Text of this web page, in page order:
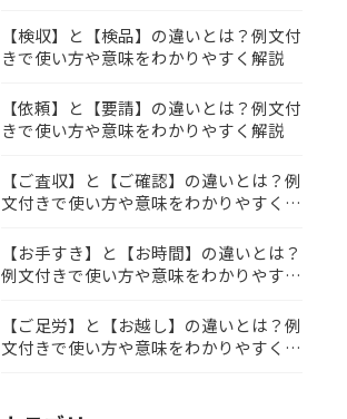
【検収】と【検品】の違いとは？例文付
きで使い方や意味をわかりやすく解説
【依頼】と【要請】の違いとは？例文付
きで使い方や意味をわかりやすく解説
【ご査収】と【ご確認】の違いとは？例
文付きで使い方や意味をわかりやすく解
【お手すき】と【お時間】の違いとは？
例文付きで使い方や意味をわかりやすく
【ご足労】と【お越し】の違いとは？例
文付きで使い方や意味をわかりやすく解